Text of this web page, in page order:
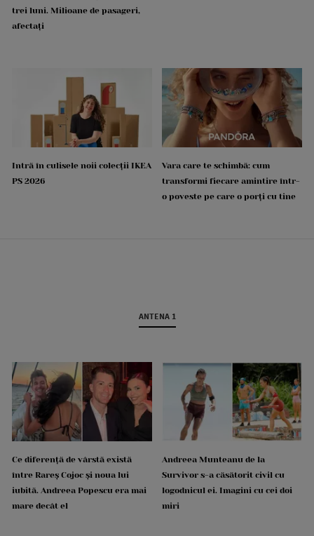
trei luni. Milioane de pasageri,
afectați
Intră în culisele noii colecții IKEA
PS 2026
Vara care te schimbă: cum
transformi fiecare amintire într-
o poveste pe care o porți cu tine
ANTENA 1
Ce diferență de vârstă există
între Rareș Cojoc și noua lui
iubită. Andreea Popescu era mai
mare decât el
Andreea Munteanu de la
Survivor s-a căsătorit civil cu
logodnicul ei. Imagini cu cei doi
miri